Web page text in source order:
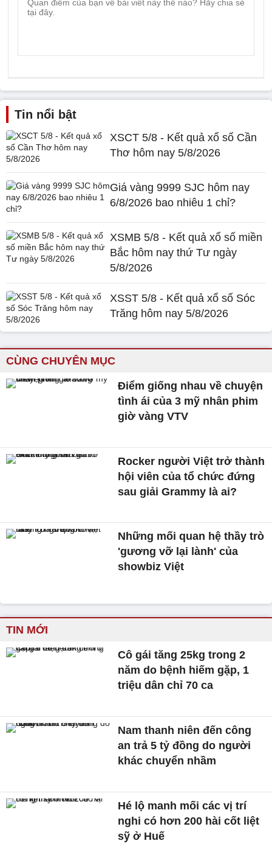
Tin nổi bật
XSCT 5/8 - Kết quả xổ số Cần
Thơ hôm nay 5/8/2026
Giá vàng 9999 SJC hôm nay
6/8/2026 bao nhiêu 1 chỉ?
XSMB 5/8 - Kết quả xổ số miền
Bắc hôm nay thứ Tư ngày
5/8/2026
XSST 5/8 - Kết quả xổ số Sóc
Trăng hôm nay 5/8/2026
CÙNG CHUYÊN MỤC
Điểm giống nhau về chuyện
tình ái của 3 mỹ nhân phim
giờ vàng VTV
Rocker người Việt trở thành
hội viên của tổ chức đứng
sau giải Grammy là ai?
Những mối quan hệ thầy trò
'gương vỡ lại lành' của
showbiz Việt
TIN MỚI
Cô gái tăng 25kg trong 2
năm do bệnh hiếm gặp, 1
triệu dân chỉ 70 ca
Nam thanh niên đến công
an trả 5 tỷ đồng do người
khác chuyển nhầm
Hé lộ manh mối các vị trí
nghi có hơn 200 hài cốt liệt
sỹ ở Huế